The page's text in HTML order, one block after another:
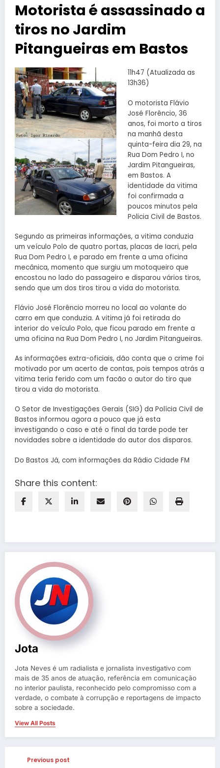
Motorista é assassinado a
tiros no Jardim
Pitangueiras em Bastos
11h47 (Atualizada as
13h36)
O motorista Flávio
José Florêncio, 36
anos, foi morto a tiros
na manhã desta
quinta-feira dia 29, na
Rua Dom Pedro I, no
Jardim Pitangueiras,
em Bastos. A
identidade da vitima
foi confirmada a
poucos minutos pela
Policia Civil de Bastos.
Segundo as primeiras informações, a vitima conduzia
um veículo Polo de quatro portas, placas de Iacri, pela
Rua Dom Pedro I, e parado em frente a uma oficina
mecânica, momento que surgiu um motoqueiro que
encostou no lado do passageiro e disparou vários tiros,
sendo que um dos tiros tirou a vida do motorista.
Flávio José Florêncio morreu no local ao volante do
carro em que conduzia. A vitima já foi retirada do
interior do veículo Polo, que ficou parado em frente a
uma oficina na Rua Dom Pedro I, no Jardim Pitangueiras.
As informações extra-oficiais, dão conta que o crime foi
motivado por um acerto de contas, pois tempos atrás a
vitima teria ferido com um facão o autor do tiro que
tirou a vida do motorista.
O Setor de Investigações Gerais (SIG) da Polícia Civil de
Bastos informou agora a pouco que já esta
investigando o caso e até o final da tarde pode ter
novidades sobre a identidade do autor dos disparos.
Do Bastos Já, com informações da Rádio Cidade FM
Share this content:
Jota
Jota Neves é um radialista e jornalista investigativo com
mais de 35 anos de atuação, referência em comunicação
no interior paulista, reconhecido pelo compromisso com a
verdade, o combate à corrupção e reportagens de impacto
sobre a sociedade.
View All Posts
Previous post